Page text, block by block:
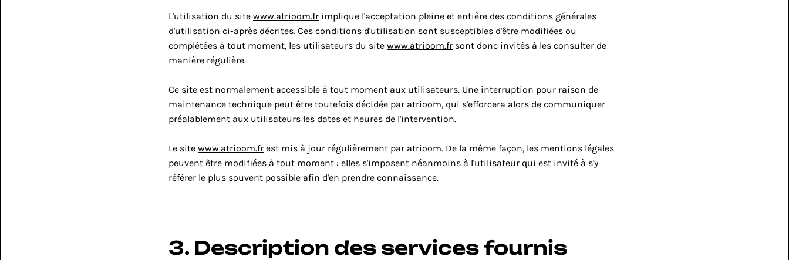
L'utilisation du site www.atrioom.fr implique l'acceptation pleine et entière des conditions générales
d'utilisation ci-après décrites. Ces conditions d'utilisation sont susceptibles d'être modifiées ou
complétées à tout moment, les utilisateurs du site www.atrioom.fr sont donc invités à les consulter de
manière régulière.
Ce site est normalement accessible à tout moment aux utilisateurs. Une interruption pour raison de
maintenance technique peut être toutefois décidée par atrioom, qui s'efforcera alors de communiquer
préalablement aux utilisateurs les dates et heures de l'intervention.
Le site www.atrioom.fr est mis à jour régulièrement par atrioom. De la même façon, les mentions légales
peuvent être modifiées à tout moment : elles s'imposent néanmoins à l'utilisateur qui est invité à s'y
référer le plus souvent possible afin d'en prendre connaissance.
3. Description des services fournis